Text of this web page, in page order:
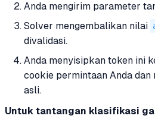
Anda mengirim parameter
Solver mengembalikan nilai
divalidasi.
Anda menyisipkan token ini
cookie permintaan Anda
asli.
Untuk tantangan klasifikasi